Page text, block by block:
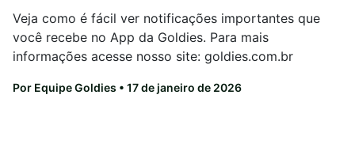
Veja como é fácil ver notificações importantes que
você recebe no App da Goldies. Para mais
informações acesse nosso site: goldies.com.br
Por Equipe Goldies • 17 de janeiro de 2026